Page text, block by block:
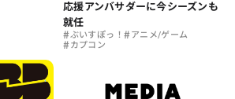
応援アンバサダーに今シーズンも
就任
#ぶいすぽっ！#アニメ/ゲーム
#カプコン